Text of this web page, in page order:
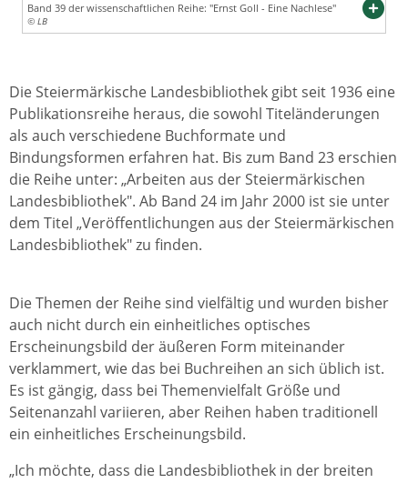
Band 39 der wissenschaftlichen Reihe: "Ernst Goll - Eine Nachlese"
© LB
Die Steiermärkische Landesbibliothek gibt seit 1936 eine
Publikationsreihe heraus, die sowohl Titeländerungen
als auch verschiedene Buchformate und
Bindungsformen erfahren hat. Bis zum Band 23 erschien
die Reihe unter: „Arbeiten aus der Steiermärkischen
Landesbibliothek". Ab Band 24 im Jahr 2000 ist sie unter
dem Titel „Veröffentlichungen aus der Steiermärkischen
Landesbibliothek" zu finden.
Die Themen der Reihe sind vielfältig und wurden bisher
auch nicht durch ein einheitliches optisches
Erscheinungsbild der äußeren Form miteinander
verklammert, wie das bei Buchreihen an sich üblich ist.
Es ist gängig, dass bei Themenvielfalt Größe und
Seitenanzahl variieren, aber Reihen haben traditionell
ein einheitliches Erscheinungsbild.
„Ich möchte, dass die Landesbibliothek in der breiten